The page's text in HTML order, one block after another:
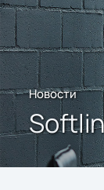
Новости